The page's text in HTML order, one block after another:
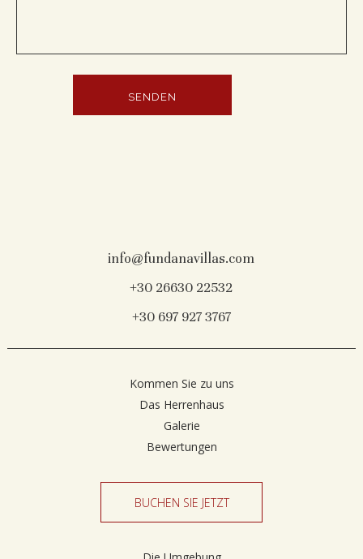
info@fundanavillas.com
+30 26630 22532
+30 697 927 3767
Kommen Sie zu uns
Das Herrenhaus
Galerie
Bewertungen
BUCHEN SIE JETZT